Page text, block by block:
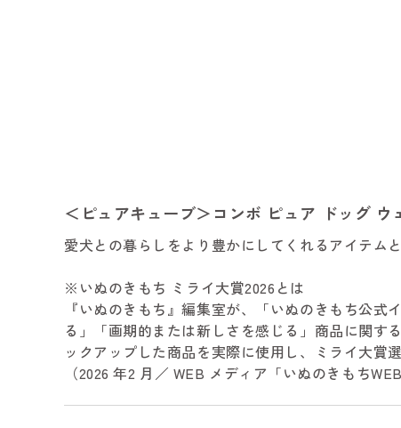
＜ピュアキューブ＞コンボ ピュア ドッグ
愛犬との暮らしをより豊かにしてくれるアイテム
※いぬのきもち ミライ大賞2026とは
『いぬのきもち』編集室が、「いぬのきもち公
る」「画期的または新しさを感じる」商品に関す
ックアップした商品を実際に使用し、ミライ大賞
（2026 年2 月／ WEB メディア「いぬのきもち